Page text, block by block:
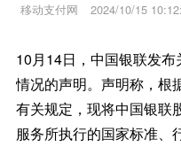
移动支付网 2024/10/15
10月14日，中国银联发
情况的声明。声明称，根
有关规定，现将中国银联
服务所执行的国家标准、